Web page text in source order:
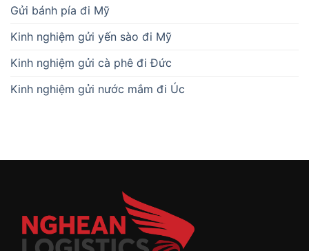
Gửi bánh pía đi Mỹ
Kinh nghiệm gửi yến sào đi Mỹ
Kinh nghiệm gửi cà phê đi Đức
Kinh nghiệm gửi nước mắm đi Úc